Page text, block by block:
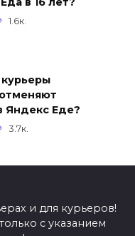
1.6к.
Яндекс Еде?
3.7к.
и для курьеров!
с указанием